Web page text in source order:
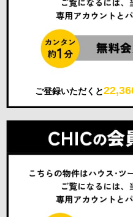
ご登録いただくと